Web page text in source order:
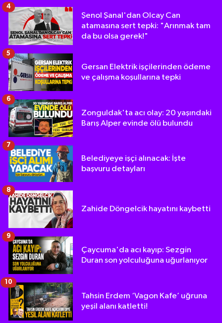
Şenol Şanal'dan Olcay Can
atamasına sert tepki: "Arınmak tam
da bu olsa gerek!"
4
Gersan Elektrik işçilerinden ödeme
ve çalışma koşullarına tepki
5
Zonguldak'ta acı olay: 20 yaşındaki
Barış Alper evinde ölü bulundu
6
Belediyeye işçi alınacak: İşte
başvuru detayları
7
Zahide Döngelcik hayatını kaybetti
8
Çaycuma'da acı kayıp: Sezgin
Duran son yolculuğuna uğurlanıyor
9
Tahsin Erdem ‘Vagon Kafe’ uğruna
yeşil alanı katletti!
10